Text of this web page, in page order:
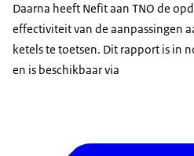
Daarna heeft Nefit aan TNO de
effectiviteit van de aanpassingen
ketels te toetsen. Dit rapport is in
en is beschikbaar via